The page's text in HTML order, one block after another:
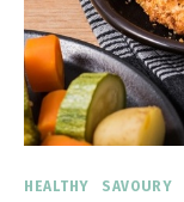
HEALTHY SAVOURY